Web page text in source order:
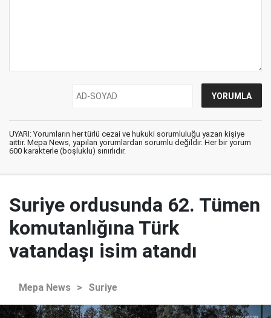
UYARI: Yorumların her türlü cezai ve hukuki sorumluluğu yazan kişiye
aittir. Mepa News, yapılan yorumlardan sorumlu değildir. Her bir yorum
600 karakterle (boşluklu) sınırlıdır.
Suriye ordusunda 62. Tümen
komutanlığına Türk
vatandaşı isim atandı
Mepa News > Suriye